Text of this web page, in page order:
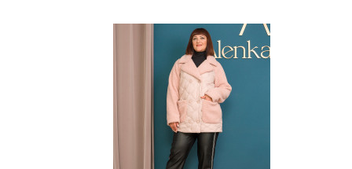
Наклейки Варіант з %